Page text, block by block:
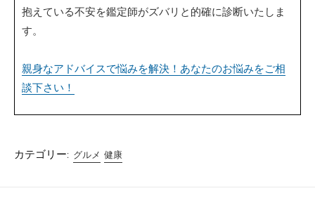
抱えている不安を鑑定師がズバリと的確に診断いたしま
す。
親身なアドバイスで悩みを解決！あなたのお悩みをご相
談下さい！
カテゴリー: グルメ 健康